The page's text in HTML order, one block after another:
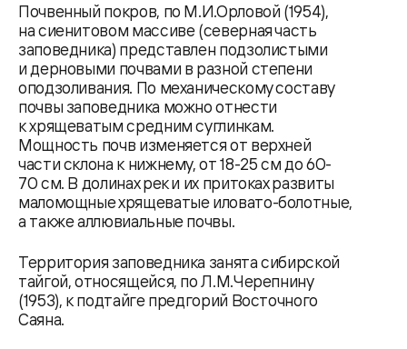
Почвенный покров, по М.И.Орловой (1954),
на сиенитовом массиве (северная часть
заповедника) представлен подзолистыми
и дерновыми почвами в разной степени
оподзоливания. По механическому составу
почвы заповедника можно отнести
к хрящеватым средним суглинкам.
Мощность почв изменяется от верхней
части склона к нижнему, от 18-25 см до 60-
70 см. В долинах рек и их притоках развиты
маломощные хрящеватые иловато-болотные,
а также аллювиальные почвы.
Территория заповедника занята сибирской
тайгой, относящейся, по Л.М.Черепнину
(1953), к подтайге предгорий Восточного
Саяна.